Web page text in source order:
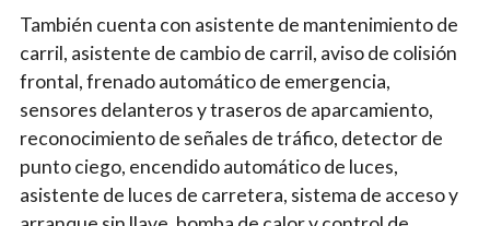
También cuenta con asistente de mantenimiento de
carril, asistente de cambio de carril, aviso de colisión
frontal, frenado automático de emergencia,
sensores delanteros y traseros de aparcamiento,
reconocimiento de señales de tráfico, detector de
punto ciego, encendido automático de luces,
asistente de luces de carretera, sistema de acceso y